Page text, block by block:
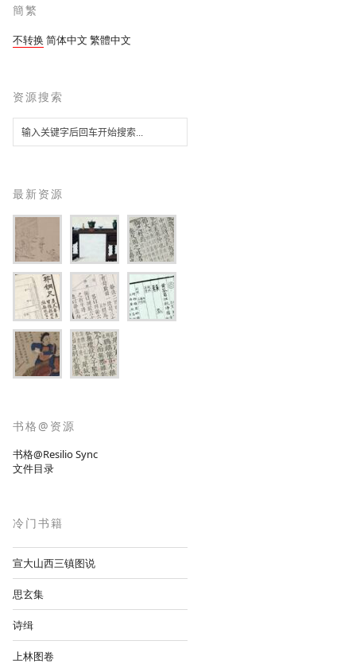
簡繁
不转换 简体中文 繁體中文
资源搜索
最新资源
书格@资源
书格@Resilio Sync
文件目录
冷门书籍
宣大山西三镇图说
思玄集
诗缉
上林图卷